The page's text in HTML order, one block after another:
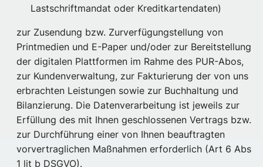
Lastschriftmandat oder Kreditkartendaten)
zur Zusendung bzw. Zurverfügungstellung von
Printmedien und E-Paper und/oder zur Bereitstellung
der digitalen Plattformen im Rahme des PUR-Abos,
zur Kundenverwaltung, zur Fakturierung der von uns
erbrachten Leistungen sowie zur Buchhaltung und
Bilanzierung. Die Datenverarbeitung ist jeweils zur
Erfüllung des mit Ihnen geschlossenen Vertrags bzw.
zur Durchführung einer von Ihnen beauftragten
vorvertraglichen Maßnahmen erforderlich (Art 6 Abs
1 lit b DSGVO).